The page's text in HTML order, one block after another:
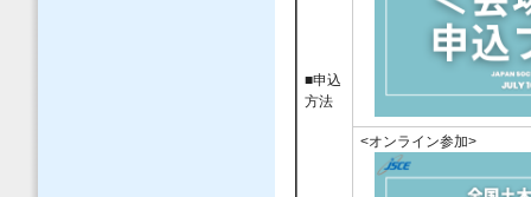
■申込
方法
<オンライン参加>